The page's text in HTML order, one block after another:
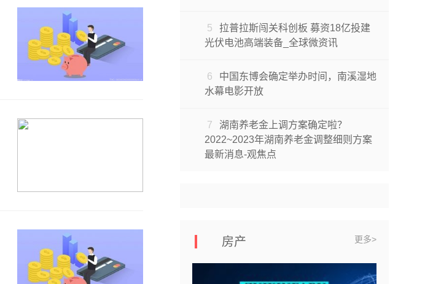
5
拉普拉斯闯关科创板 募资18亿投建
光伏电池高端装备_全球微资讯
6
中国东博会确定举办时间，南溪湿地
水幕电影开放
7
湖南养老金上调方案确定啦？
2022~2023年湖南养老金调整细则方案
最新消息-观焦点
房产 更多>